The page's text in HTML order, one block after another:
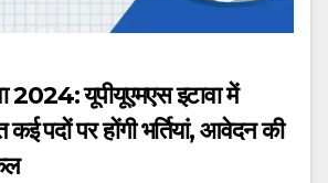
2024: यूपीयूएमएस इटावा में
पदों पर होंगी भर्तियां, आवेदन की